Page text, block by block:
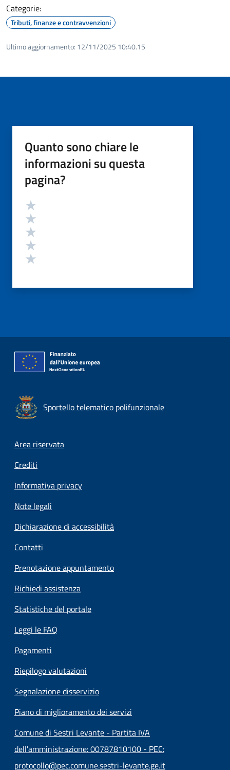
Categorie:
Tributi, finanze e contravvenzioni
Ultimo aggiornamento: 12/11/2025 10:40.15
Quanto sono chiare le
informazioni su questa
pagina?
Valutazione
Sportello telematico polifunzionale
Footer menu
Area riservata
Crediti
Informativa privacy
Note legali
Dichiarazione di accessibilità
Contatti
Prenotazione appuntamento
Richiedi assistenza
Statistiche del portale
Leggi le FAQ
Pagamenti
Riepilogo valutazioni
Segnalazione disservizio
Piano di miglioramento dei servizi
Comune di Sestri Levante - Partita IVA
dell'amministrazione: 00787810100 - PEC:
protocollo@pec.comune.sestri-levante.ge.it